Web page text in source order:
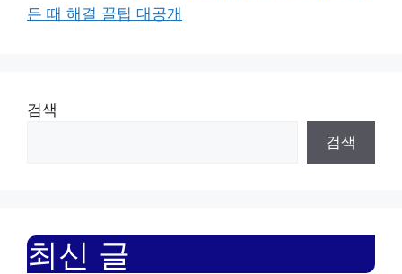
든 때 해결 꿀팁 대공개
검색
검색
최신 글